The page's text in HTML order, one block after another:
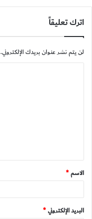
اترك تعليقاً
لن يتم نشر عنوان بريدك الإلكتروني.
ق
*
الاسم*
البريد الإلكتروني*